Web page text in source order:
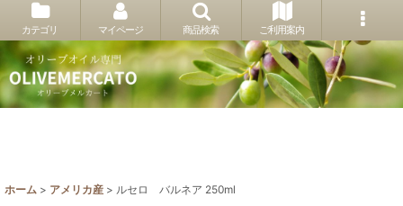
カテゴリ マイページ 商品検索 ご利用案内
ホーム > アメリカ産 > ルセロ バルネア 250ml